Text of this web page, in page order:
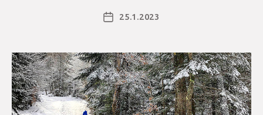
Julkaisupäivämäärä
25.1.2023